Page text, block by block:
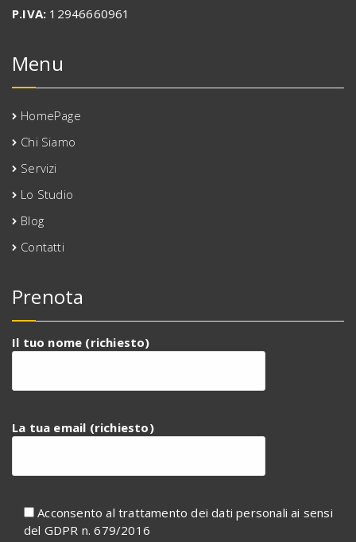
P.IVA: 12946660961
Menu
HomePage
Chi Siamo
Servizi
Lo Studio
Blog
Contatti
Prenota
Il tuo nome (richiesto)
La tua email (richiesto)
Acconsento al trattamento dei dati personali ai sensi
del GDPR n. 679/2016